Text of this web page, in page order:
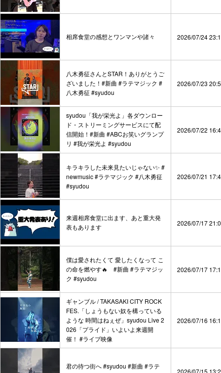
相席食堂の感想とワンマンや諸々 2026/07/24
八木勇征さんとSTAR！ありがとうご
ざいました！#新曲 #ラテマジック #
八木勇征 #syudou
2026/07/23
syudou「我が栄光よ」各ダウンロー
ド・ストリーミングサービスにて配
信開始！#新曲 #ABCお笑いグランプ
リ #我が栄光よ #syudou
2026/07/22
キラキラした未来見たいじゃない✨ #
newmusic #ラテマジック #八木勇征
#syudou
2026/07/21
来週相席食堂に出ます、あと重大発
表もあります
2026/07/17
僕は愛されたくて 愛したくなって こ
の命を燃やす🔥 #新曲 #ラテマジッ
ク #syudou
2026/07/17
ギャンブル / TAKASAKI CITY ROCK
FES.「しょうもない奴を構っている
ような 時間はねぇぜ」syudou Live 2
026「プライド」いよいよ来週開
催！ #ライブ映像
2026/07/16
君の待つ街へ #syudou #新曲 #ラテ